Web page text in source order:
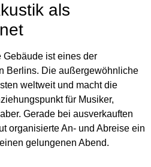
als
Gebäude ist eines der
Berlins. Die außergewöhnliche
weltweit und macht die
für Musiker,
Gerade bei ausverkauften
organisierte An- und Abreise ein
gelungenen Abend.